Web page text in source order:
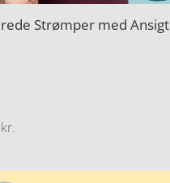
Strømper med Ansigt
kr.